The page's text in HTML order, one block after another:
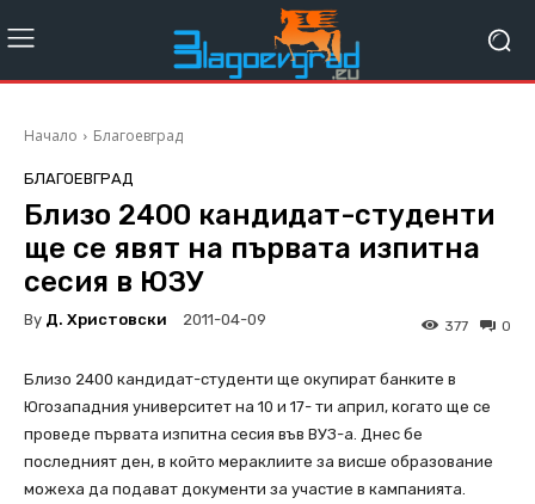
Начало Благоевград
БЛАГОЕВГРАД
Близо 2400 кандидат-студенти
ще се явят на първата изпитна
сесия в ЮЗУ
By Д. Христовски 2011-04-09 0
377
Близо 2400 кандидат-студенти ще окупират банките в
Югозападния университет на 10 и 17- ти април, когато ще се
проведе първата изпитна сесия във ВУЗ-а. Днес бе
последният ден, в който мераклиите за висше образование
можеха да подават документи за участие в кампанията.